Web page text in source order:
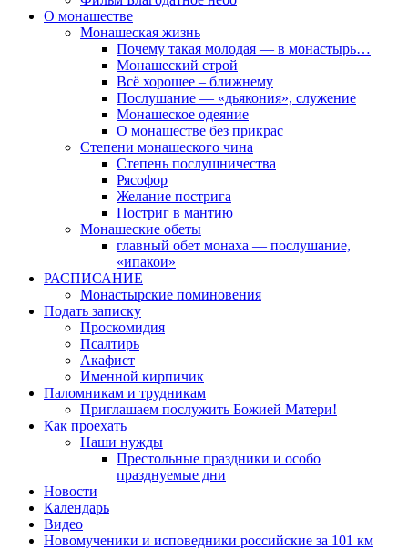
О монашестве
Монашеская жизнь
Почему такая молодая — в монастырь…
Монашеский строй
Всё хорошее – ближнему
Послушание — «дьякония», служение
Монашеское одеяние
О монашестве без прикрас
Степени монашеского чина
Степень послушничества
Рясофор
Желание пострига
Постриг в мантию
Монашеские обеты
главный обет монаха — послушание,
«ипакои»
РАСПИСАНИЕ
Монастырские поминовения
Подать записку
Проскомидия
Псалтирь
Акафист
Именной кирпичик
Паломникам и трудникам
Приглашаем послужить Божией Матери!
Как проехать
Наши нужды
Престольные праздники и особо
празднуемые дни
Новости
Календарь
Видео
Новомученики и исповедники российские за 101 км